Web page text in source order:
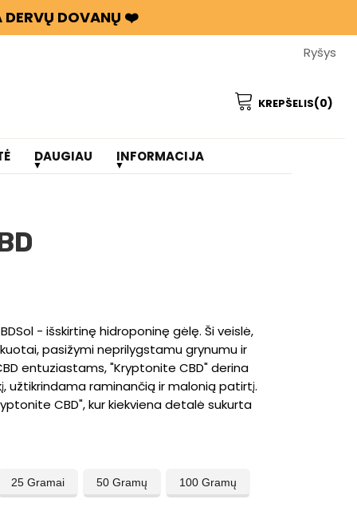
DERVŲ DOVANŲ ❤️
Ryšys
KREPŠELIS(0)
DAUGIAU INFORMACIJA
- išskirtinę hidroponinę gėlę. Ši veislė,
pasižymi neprilygstamu grynumu ir
entuziastams, "Kryptonite CBD" derina
užtikrindama raminančią ir malonią patirtį.
CBD", kur kiekviena detalė sukurta
25 Gramai 50 Gramų 100 Gramų